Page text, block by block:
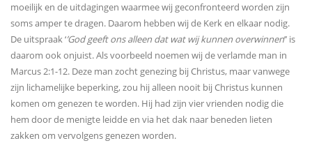
moeilijk en de uitdagingen waarmee wij geconfronteerd worden zijn
soms amper te dragen. Daarom hebben wij de Kerk en elkaar nodig.
De uitspraak ‘’God geeft ons alleen dat wat wij kunnen overwinnen’’ is
daarom ook onjuist. Als voorbeeld noemen wij de verlamde man in
Marcus 2:1-12. Deze man zocht genezing bij Christus, maar vanwege
zijn lichamelijke beperking, zou hij alleen nooit bij Christus kunnen
komen om genezen te worden. Hij had zijn vier vrienden nodig die
hem door de menigte leidde en via het dak naar beneden lieten
zakken om vervolgens genezen worden.